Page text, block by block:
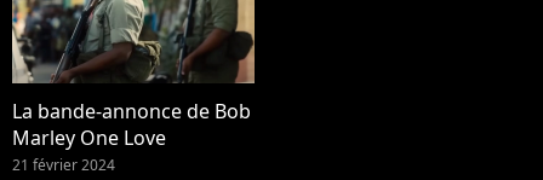
La bande-annonce de Bob
Marley One Love
21 février 2024